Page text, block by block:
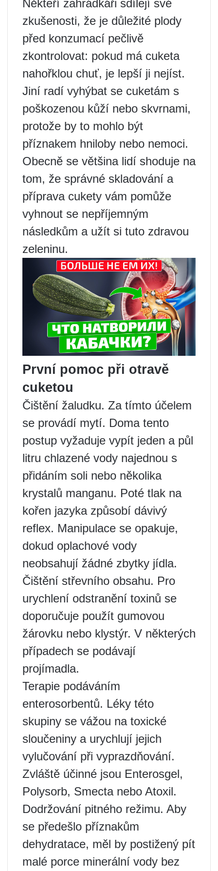
Někteří zahrádkáři sdílejí své
zkušenosti, že je důležité plody
před konzumací pečlivě
zkontrolovat: pokud má cuketa
nahořklou chuť, je lepší ji nejíst.
Jiní radí vyhýbat se cuketám s
poškozenou kůží nebo skvrnami,
protože by to mohlo být
příznakem hniloby nebo nemoci.
Obecně se většina lidí shoduje na
tom, že správné skladování a
příprava cukety vám pomůže
vyhnout se nepříjemným
následkům a užít si tuto zdravou
zeleninu.
První pomoc při otravě
cuketou
Čištění žaludku. Za tímto účelem
se provádí mytí. Doma tento
postup vyžaduje vypít jeden a půl
litru chlazené vody najednou s
přidáním soli nebo několika
krystalů manganu. Poté tlak na
kořen jazyka způsobí dávivý
reflex. Manipulace se opakuje,
dokud oplachové vody
neobsahují žádné zbytky jídla.
Čištění střevního obsahu. Pro
urychlení odstranění toxinů se
doporučuje použít gumovou
žárovku nebo klystýr. V některých
případech se podávají
projímadla.
Terapie podáváním
enterosorbentů. Léky této
skupiny se vážou na toxické
sloučeniny a urychlují jejich
vylučování při vyprazdňování.
Zvláště účinné jsou Enterosgel,
Polysorb, Smecta nebo Atoxil.
Dodržování pitného režimu. Aby
se předešlo příznakům
dehydratace, měl by postižený pít
malé porce minerální vody bez